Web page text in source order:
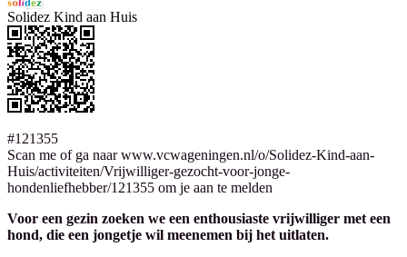
Solidez Kind aan Huis
#121355
Scan me of ga naar www.vcwageningen.nl/o/Solidez-Kind-aan-
Huis/activiteiten/Vrijwilliger-gezocht-voor-jonge-
hondenliefhebber/121355 om je aan te melden
Voor een gezin zoeken we een enthousiaste vrijwilliger met een
hond, die een jongetje wil meenemen bij het uitlaten.